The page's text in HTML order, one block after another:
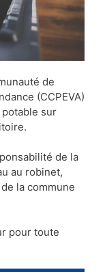
de
(CCPEVA)
potable sur
de la
au robinet,
la commune
pour toute